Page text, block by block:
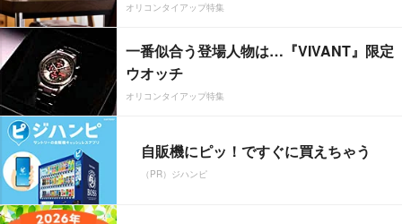
オリコンタイアップ特集
一番似合う登場人物は…『VIVANT』限定
ウオッチ
オリコンタイアップ特集
自販機にピッ！ですぐに買えちゃう
（PR）ジハンピ